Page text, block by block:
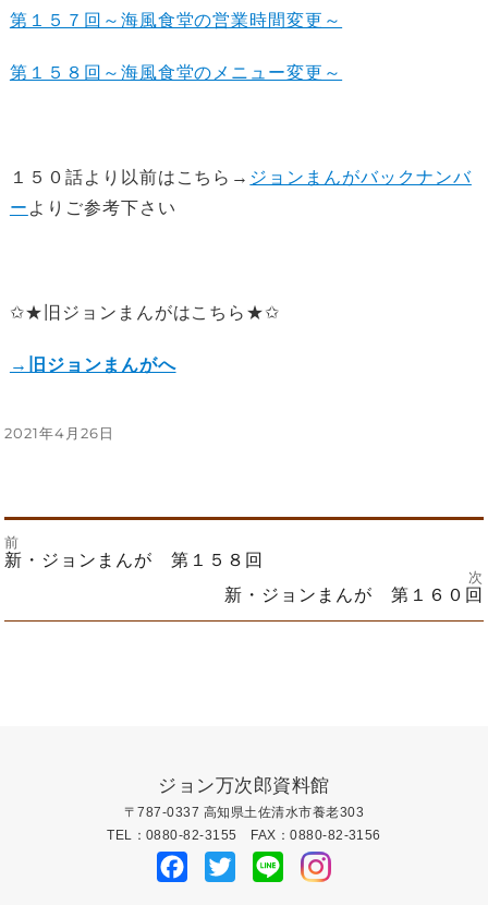
第１５７回～海風食堂の営業時間変更～
第１５８回～海風食堂のメニュー変更～
１５０話より以前はこちら→ ジョンまんがバックナンバ
ー よりご参考下さい
✩★旧ジョンまんがはこちら★✩
→旧ジョンまんがへ
投
2021年4月26日
投
前
前
の
新・ジョンまんが 第１５８回
次
投
新・ジョンまんが 第１６０回
ジョン万次郎資料館
〒787-0337 高知県土佐清水市養老303
TEL：0880-82-3155 FAX：0880-82-3156
Facebook
Twitter Line